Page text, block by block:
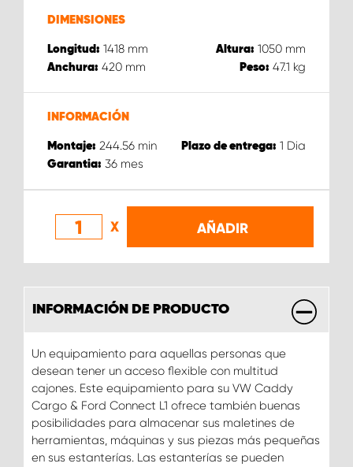
DIMENSIONES
Longitud: 1418 mm Altura: 1050 mm
Anchura: 420 mm Peso: 47.1 kg
INFORMACIÓN
Montaje: 244.56 min Plazo de entrega: 1 Dia
Garantia: 36 mes
X AÑADIR
INFORMACIÓN DE PRODUCTO
Un equipamiento para aquellas personas que
desean tener un acceso flexible con multitud
cajones. Este equipamiento para su VW Caddy
Cargo & Ford Connect L1 ofrece también buenas
posibilidades para almacenar sus maletines de
herramientas, máquinas y sus piezas más pequeñas
en sus estanterías. Las estanterías se pueden